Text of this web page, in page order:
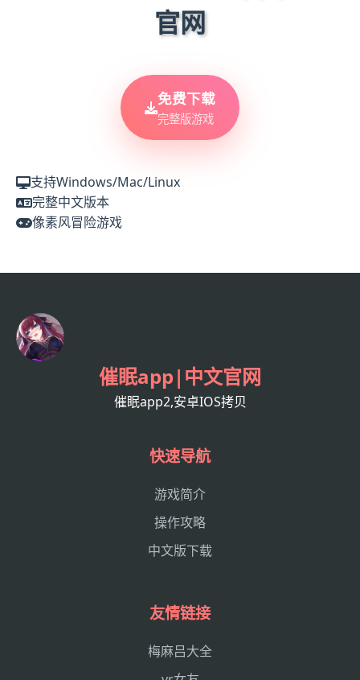
官网
免费下载
完整版游戏
支持Windows/Mac/Linux
完整中文版本
像素风冒险游戏
催眠app|中文官网
催眠app2,安卓IOS拷贝
快速导航
游戏简介
操作攻略
中文版下载
友情链接
梅麻吕大全